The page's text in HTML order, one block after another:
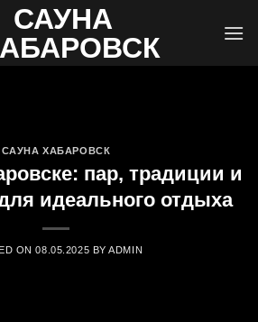
САУНА ХАБАРОВСК
пар, традиции и
идеального отдыха
ON08.05.2025 BYADMIN